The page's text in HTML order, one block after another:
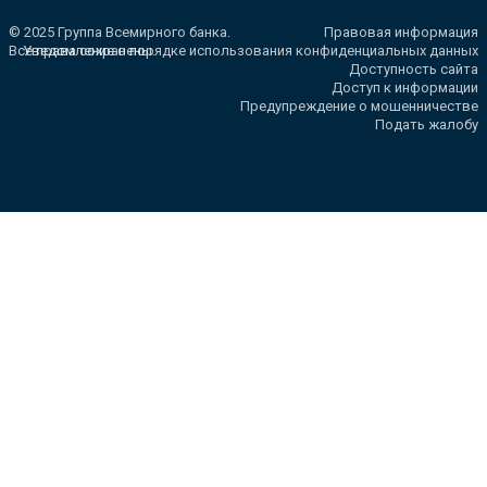
© 2025 Группа Всемирного банка.
Все права сохранены.
Правовая информация
Уведомление о порядке использования конфиденциальных данных
Доступность сайта
Доступ к информации
Предупреждение о мошенничестве
Подать жалобу